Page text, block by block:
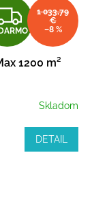
Z
A
D
A
R
M
1 033,79
€
–8 %
1200 m²
Skladom
DETAIL